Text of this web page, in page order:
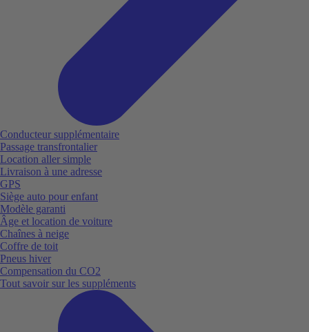
Conducteur supplémentaire
Passage transfrontalier
Location aller simple
Livraison à une adresse
GPS
Siège auto pour enfant
Modèle garanti
Âge et location de voiture
Chaînes à neige
Coffre de toit
Pneus hiver
Compensation du CO2
Tout savoir sur les suppléments